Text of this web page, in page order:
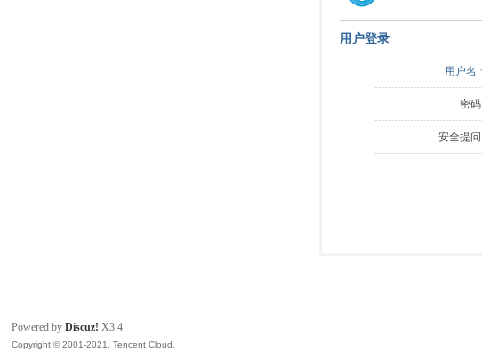
用户登录
用户名
密
安全提
Powered byDiscuz! X3.4
Copyright © 2001-2021, Tencent Cloud.